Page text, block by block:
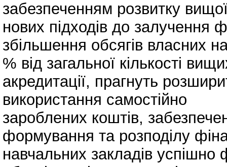
забезпеченням розвитку
нових підходів до залучення
збільшення обсягів власних
% від загальної кількості
акредитації, прагнуть
використання самостійно
зароблених коштів,
формування та розподілу
навчальних закладів успішно